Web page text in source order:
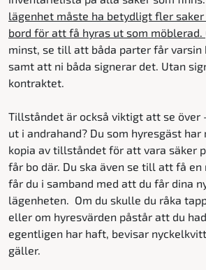
lägenhet måste ha betydligt fler
bord för att få hyras ut som möblerad.
minst, se till att båda parter får varsin
samt att ni båda signerar det. Utan
kontraktet.
Tillståndet är också viktigt att se över
ut i andrahand? Du som hyresgäst
kopia av tillståndet för att vara säker
får bo där. Du ska även se till att få en
får du i samband med att du får dina
lägenheten. Om du skulle du råka
eller om hyresvärden påstår att du
egentligen har haft, bevisar
gäller.